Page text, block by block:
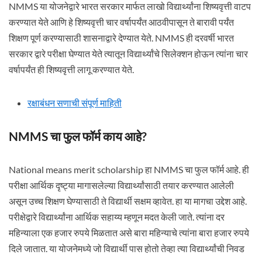
NMMS या योजनेद्वारे भारत सरकार मार्फत लाखो विद्यार्थ्यांना शिष्यवृत्ती वाटप
करण्यात येते आणि हे शिष्यवृत्ती चार वर्षापर्यंत आठवीपासून ते बारावी पर्यंत
शिक्षण पूर्ण करण्यासाठी शासनाद्वारे देण्यात येते. NMMS ही दरवर्षी भारत
सरकार द्वारे परीक्षा घेण्यात येते त्यातून विद्यार्थ्यांचे सिलेक्शन होऊन त्यांना चार
वर्षापर्यंत ही शिष्यवृत्ती लागू करण्यात येते.
रक्षाबंधन सणाची संपूर्ण माहिती
NMMS चा फुल फॉर्म काय आहे?
National means merit scholarship हा NMMS चा फुल फॉर्म आहे. ही
परीक्षा आर्थिक दृष्ट्या मागासलेल्या विद्यार्थ्यांसाठी तयार करण्यात आलेली
असून उच्च शिक्षण घेण्यासाठी ते विद्यार्थी सक्षम व्हावेत. हा या मागचा उद्देश आहे.
परीक्षेद्वारे विद्यार्थ्यांना आर्थिक सहाय्य म्हणून मदत केली जाते. त्यांना दर
महिन्याला एक हजार रुपये मिळतात असे बारा महिन्याचे त्यांना बारा हजार रुपये
दिले जातात. या योजनेमध्ये जो विद्यार्थी पास होतो तेव्हा त्या विद्यार्थ्यांची निवड